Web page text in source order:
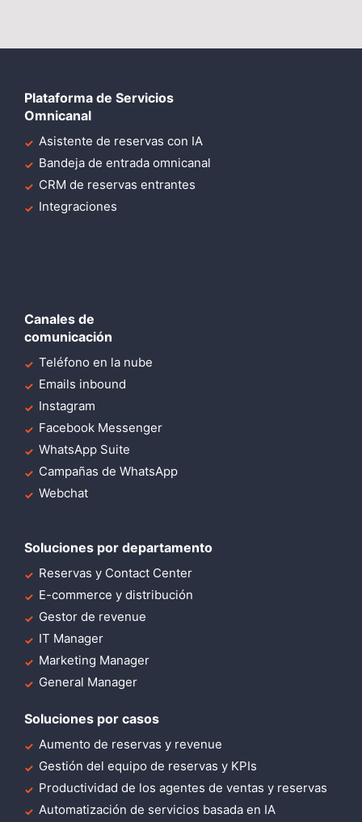
Plataforma de Servicios
Omnicanal
Asistente de reservas con IA
Bandeja de entrada omnicanal
CRM de reservas entrantes
Integraciones
Canales de
comunicación
Teléfono en la nube
Emails inbound
Instagram
Facebook Messenger
WhatsApp Suite
Campañas de WhatsApp
Webchat
Soluciones por departamento
Reservas y Contact Center
E-commerce y distribución
Gestor de revenue
IT Manager
Marketing Manager
General Manager
Soluciones por casos
Aumento de reservas y revenue
Gestión del equipo de reservas y KPIs
Productividad de los agentes de ventas y reservas
Automatización de servicios basada en IA